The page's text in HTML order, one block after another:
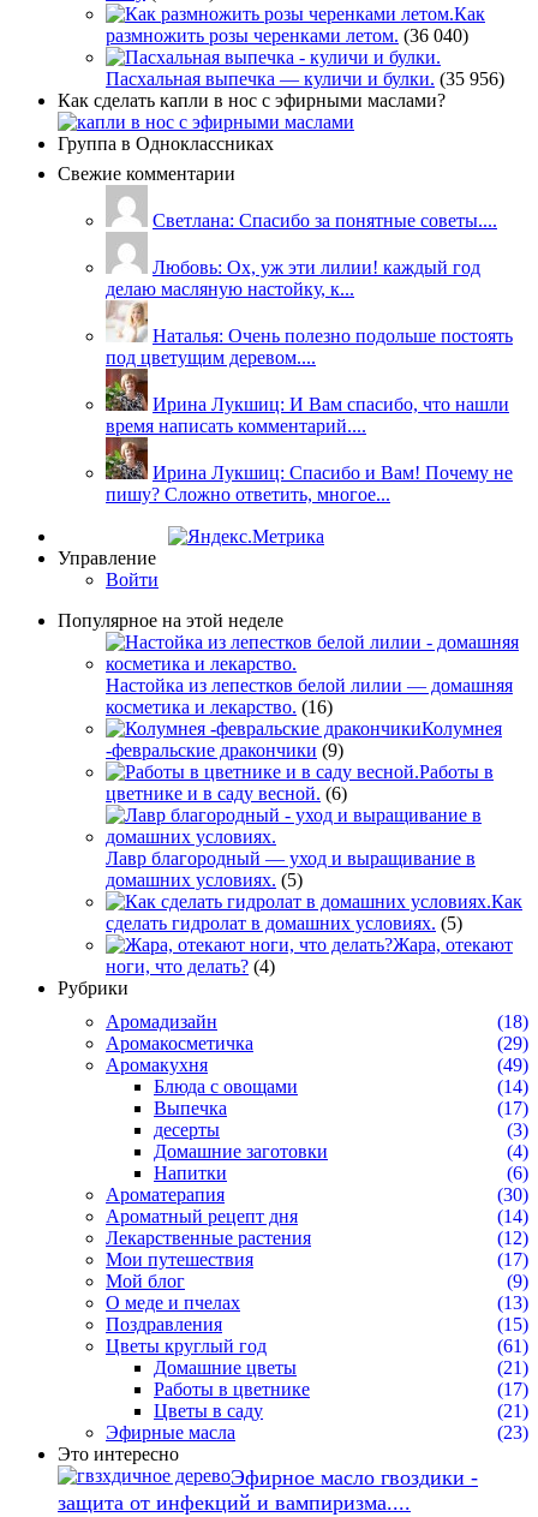
Как
размножить розы черенками летом. (36 040)
Пасхальная выпечка — куличи и булки. (35 956)
Как сделать капли в нос с эфирными маслами?
Группа в Одноклассниках
Свежие комментарии
Светлана: Спасибо за понятные советы....
Любовь: Ох, уж эти лилии! каждый год
делаю масляную настойку, к...
Наталья: Очень полезно подольше постоять
под цветущим деревом....
Ирина Лукшиц: И Вам спасибо, что нашли
время написать комментарий....
Ирина Лукшиц: Спасибо и Вам! Почему не
пишу? Сложно ответить, многое...
Управление
Войти
Популярное на этой неделе
Настойка из лепестков белой лилии — домашняя
косметика и лекарство. (16)
Колумнея
-февральские дракончики (9)
Работы в
цветнике и в саду весной. (6)
Лавр благородный — уход и выращивание в
домашних условиях. (5)
Как
сделать гидролат в домашних условиях. (5)
Жара, отекают
ноги, что делать? (4)
Рубрики
Аромадизайн
(18)
Аромакосметичка
(29)
Аромакухня
(49)
Блюда с овощами
(14)
Выпечка
(17)
десерты
(3)
Домашние заготовки
(4)
Напитки
(6)
Ароматерапия
(30)
Ароматный рецепт дня
(14)
Лекарственные растения
(12)
Мои путешествия
(17)
Мой блог
(9)
О меде и пчелах
(13)
Поздравления
(15)
Цветы круглый год
(61)
Домашние цветы
(21)
Работы в цветнике
(17)
Цветы в саду
(21)
Эфирные масла
(23)
Это интересно
Эфирное масло гвоздики -
защита от инфекций и вампиризма....